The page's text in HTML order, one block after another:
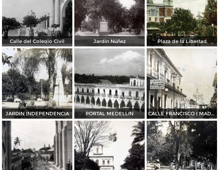
Calle del Colegio Civil Jardín Núñez Plaza de la Libertad
JARDIN INDEPENDENCIA PORTAL MEDELLIN CALLE FRANCISCO I MADERO